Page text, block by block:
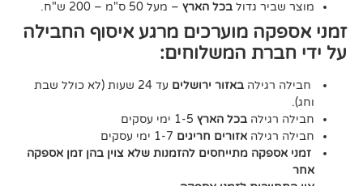
גדול
בכל הארץ– מעל 50 ס"מ – 200 ש"ח.
מוערכים מרגע איסוף החבילה
המשלוחים:
באזור ירושלים עד 24 שעות (לא כולל שבת
בכל הארץ1-5 ימי עסקים
אזורים חריגים1-7 ימי עסקים
מתייחסים להזמנות שלא צוין בהן זמן אספקה